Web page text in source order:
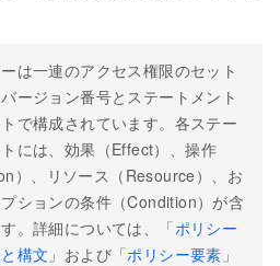
は一連のアクセス権限のセット
ージョン番号とステートメント
で構成されています。各ステー
トには、効果（Effect）、操作
）、リソース（Resource）、お
ションの条件（Condition）が含
。詳細については、「ポリシー
構文 」および「ポリシー要素 」